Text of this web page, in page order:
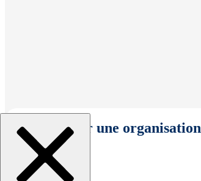
Sélectionner une organisation